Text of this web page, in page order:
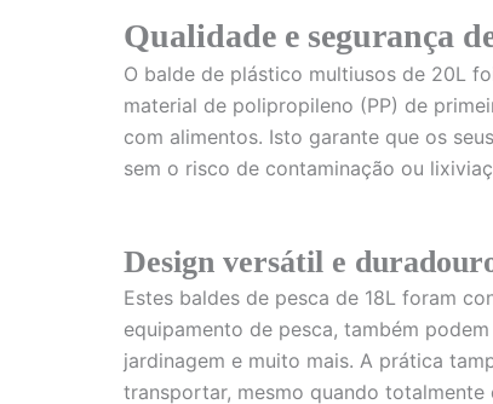
Qualidade e segurança
O balde de plástico multiusos de 20L
material de polipropileno (PP) de
com alimentos. Isto garante que os
sem o risco de contaminação ou
Design versátil e
Estes baldes de pesca de 18L foram
equipamento de pesca, também
jardinagem e muito mais. A prática
transportar, mesmo quando totalmente